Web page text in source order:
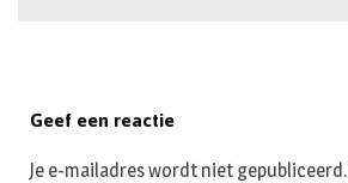
Geef een reactie
Je e-mailadres wordt niet gepubliceerd.